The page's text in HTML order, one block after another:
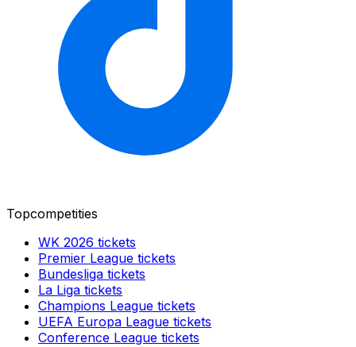
Topcompetities
WK 2026 tickets
Premier League tickets
Bundesliga tickets
La Liga tickets
Champions League tickets
UEFA Europa League tickets
Conference League tickets